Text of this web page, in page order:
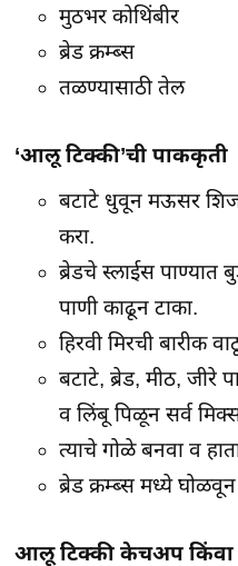
मुठभर कोथिंबीर
ब्रेड क्रम्ब्स
तळण्यासाठी तेल
‘आलू टिक्की’ची पाककृती
बटाटे धुवून मऊसर
करा.
ब्रेडचे स्लाईस पाण्यात
पाणी काढून टाका.
हिरवी मिरची बारीक
बटाटे, ब्रेड, मीठ, जीरे
व लिंबू पिळून सर्व
त्याचे गोळे बनवा व
ब्रेड क्रम्ब्स मध्ये
आलू टिक्की केचअप किंवा